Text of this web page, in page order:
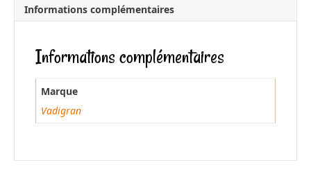
e
b
o
o
k
i
l
Informations complémentaires
Informations complémentaires
Marque
Vadigran